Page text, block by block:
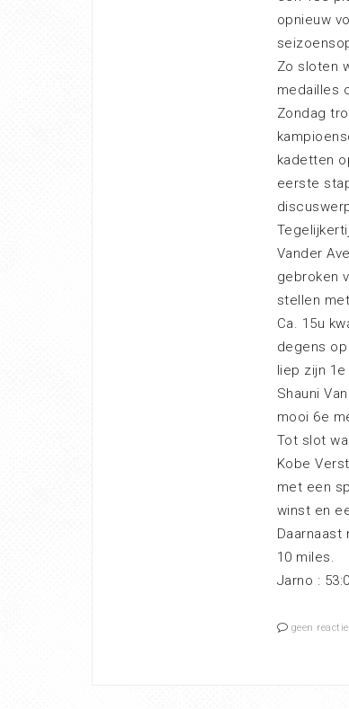
opnieuw
Zo sloten
medailles
Zondag
kadetten
eerste
Vander
gebroken
stellen
Ca. 15u
degens
liep zijn
Shauni
mooi 6e
Tot slot
Kobe
met een
winst en
Daarnaast
10 miles.
Jarno :
geen